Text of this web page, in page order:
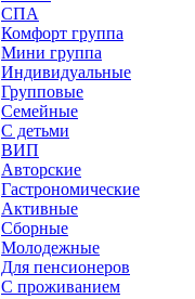
СПА
Комфорт группа
Мини группа
Индивидуальные
Групповые
Семейные
С детьми
ВИП
Авторские
Гастрономические
Активные
Сборные
Молодежные
Для пенсионеров
С проживанием